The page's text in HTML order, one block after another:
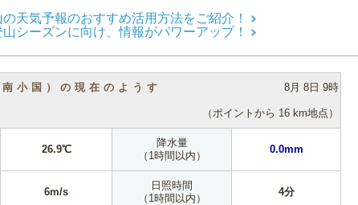
天気予報のおすすめ活用方法をご紹介！
シーズンに向け、情報がパワーアップ！
小国）の現在のようす 8月 8日 9時
（ポイントから 16 km地点）
26.9℃
降水量
（1時間以内）
0.0mm
6m/s
日照時間
（1時間以内）
4分